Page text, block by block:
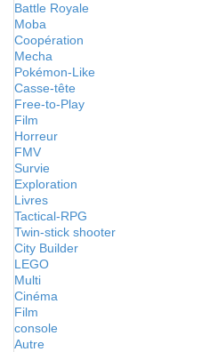
Battle Royale
Moba
Coopération
Mecha
Pokémon-Like
Casse-tête
Free-to-Play
Film
Horreur
FMV
Survie
Exploration
Livres
Tactical-RPG
Twin-stick shooter
City Builder
LEGO
Multi
Cinéma
Film
console
Autre